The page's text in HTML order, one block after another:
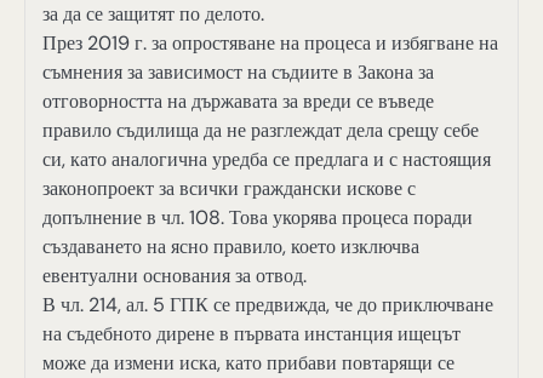
за да се защитят по делото.
През 2019 г. за опростяване на процеса и избягване на
съмнения за зависимост на съдиите в Закона за
отговорността на държавата за вреди се въведе
правило съдилища да не разглеждат дела срещу себе
си, като аналогична уредба се предлага и с настоящия
законопроект за всички граждански искове с
допълнение в чл. 108. Това укорява процеса поради
създаването на ясно правило, което изключва
евентуални основания за отвод.
В чл. 214, ал. 5 ГПК се предвижда, че до приключване
на съдебното дирене в първата инстанция ищецът
може да измени иска, като прибави повтарящи се